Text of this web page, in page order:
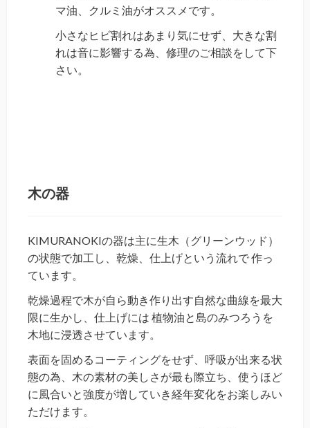
マ油、クルミ油がオススメです。
小さなヒビ割れはあまり気にせず、 大きな割
れは音に影響する為、修理のご相談をして下
さい。
木の器
KIMURANOKIの器は主に生木（グリーンウッド）
の状態で加工し、乾燥、仕上げという流れで作っ
ています。
乾燥過程で木が自ら動き作り出す自然な曲線を最大
限に生かし、 仕上げには 植物油と島のみつろうを
木地に浸透させています。
表面を固めるコーティングをせず、呼吸が出来る状
態の為、木の素材の美しさが最も際立ち、使うほど
に風合いと強度が増していき経年変化をお楽しみい
ただけます。